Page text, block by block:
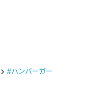
#ハンバーガー